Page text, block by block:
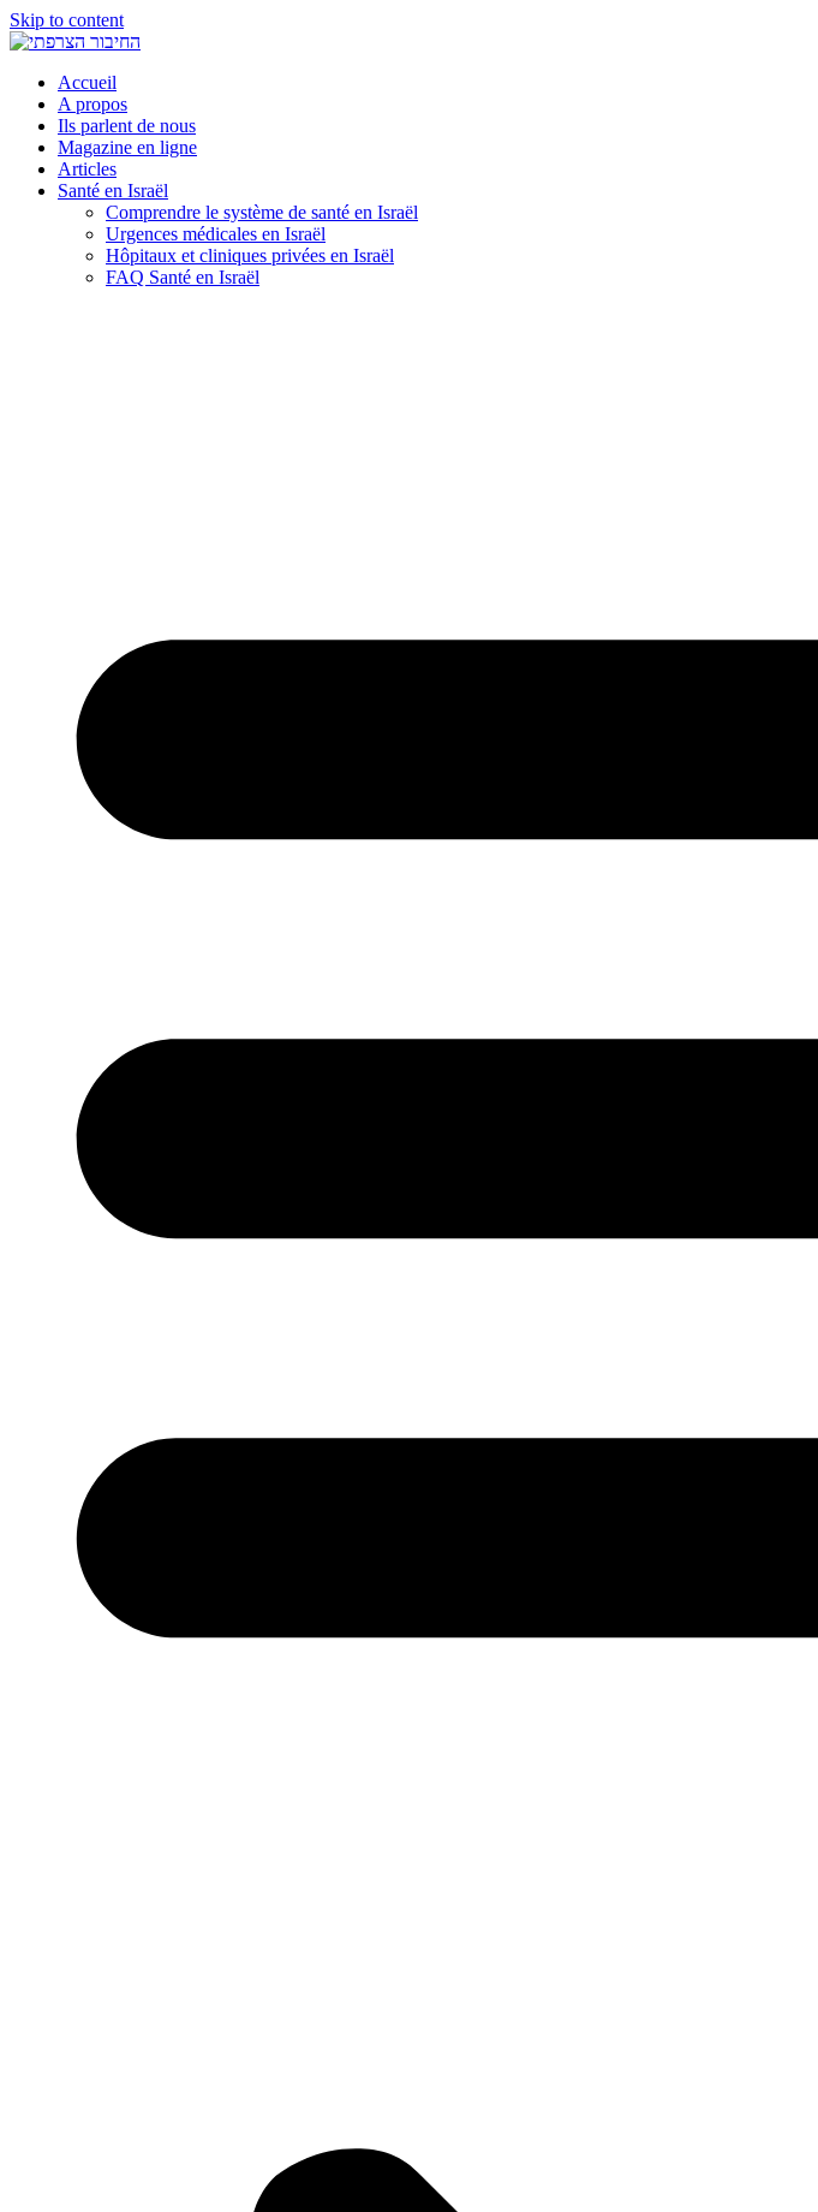
Skip to content
Accueil
A propos
Ils parlent de nous
Magazine en ligne
Articles
Santé en Israël
Comprendre le système de santé en Israël
Urgences médicales en Israël
Hôpitaux et cliniques privées en Israël
FAQ Santé en Israël